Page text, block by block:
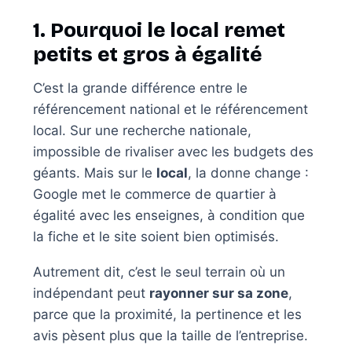
1. Pourquoi le local remet
petits et gros à égalité
C’est la grande différence entre le
référencement national et le référencement
local. Sur une recherche nationale,
impossible de rivaliser avec les budgets des
géants. Mais sur le local, la donne change :
Google met le commerce de quartier à
égalité avec les enseignes, à condition que
la fiche et le site soient bien optimisés.
Autrement dit, c’est le seul terrain où un
indépendant peut rayonner sur sa zone,
parce que la proximité, la pertinence et les
avis pèsent plus que la taille de l’entreprise.